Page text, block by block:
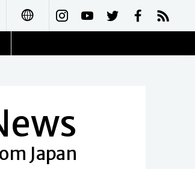
Français
Japan